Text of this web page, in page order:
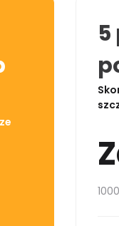
5